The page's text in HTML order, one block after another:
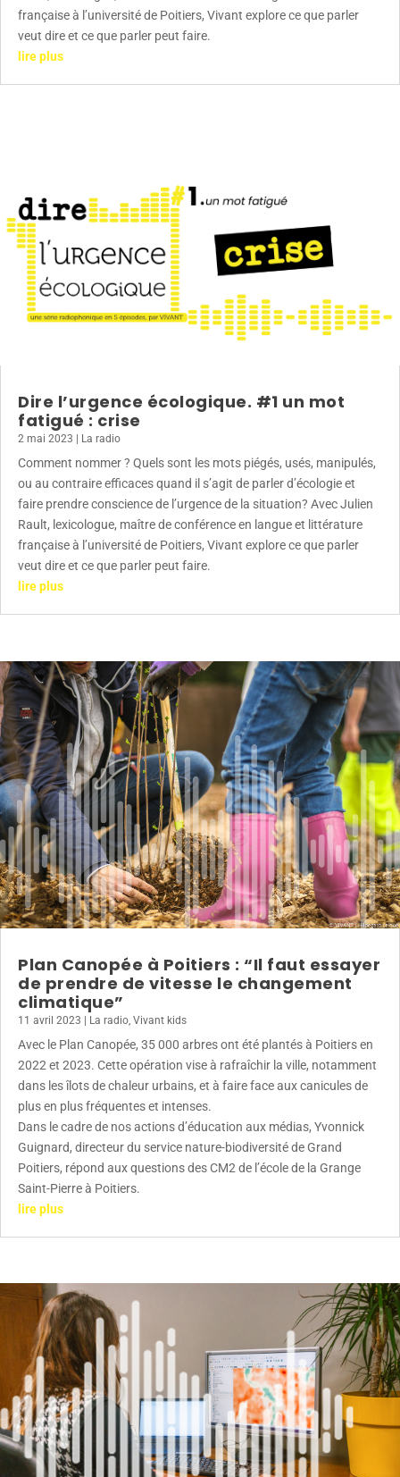
française à l’université de Poitiers, Vivant explore ce que parler
veut dire et ce que parler peut faire.
lire plus
Dire l’urgence écologique. #1 un mot
fatigué : crise
2 mai 2023 La radio
Comment nommer ? Quels sont les mots piégés, usés, manipulés,
ou au contraire efficaces quand il s’agit de parler d’écologie et
faire prendre conscience de l’urgence de la situation? Avec Julien
Rault, lexicologue, maître de conférence en langue et littérature
française à l’université de Poitiers, Vivant explore ce que parler
veut dire et ce que parler peut faire.
lire plus
Plan Canopée à Poitiers : “Il faut essayer
de prendre de vitesse le changement
climatique”
11 avril 2023 | La radio Vivant kids
Avec le Plan Canopée, 35 000 arbres ont été plantés à Poitiers en
2022 et 2023. Cette opération vise à rafraîchir la ville, notamment
dans les îlots de chaleur urbains, et à faire face aux canicules de
plus en plus fréquentes et intenses.
Dans le cadre de nos actions d’éducation aux médias, Yvonnick
Guignard, directeur du service nature-biodiversité de Grand
Poitiers, répond aux questions des CM2 de l’école de la Grange
Saint-Pierre à Poitiers.
lire plus